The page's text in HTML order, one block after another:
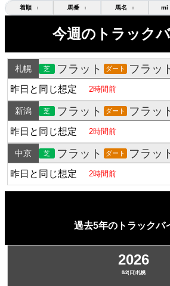
着順 ↕ 馬番 ↕ 馬名 ↕ mi
今週のトラック
札幌 芝 フラット ダート フラッ
昨日と同じ想定 2時間前
新潟 芝 フラット ダート フラッ
昨日と同じ想定 2時間前
中京 芝 フラット ダート フラッ
昨日と同じ想定 2時間前
過去5年のトラックバ
2026
8/2(日)札幌